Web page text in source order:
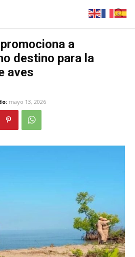
a
destino para la
aves
mayo 13, 2026